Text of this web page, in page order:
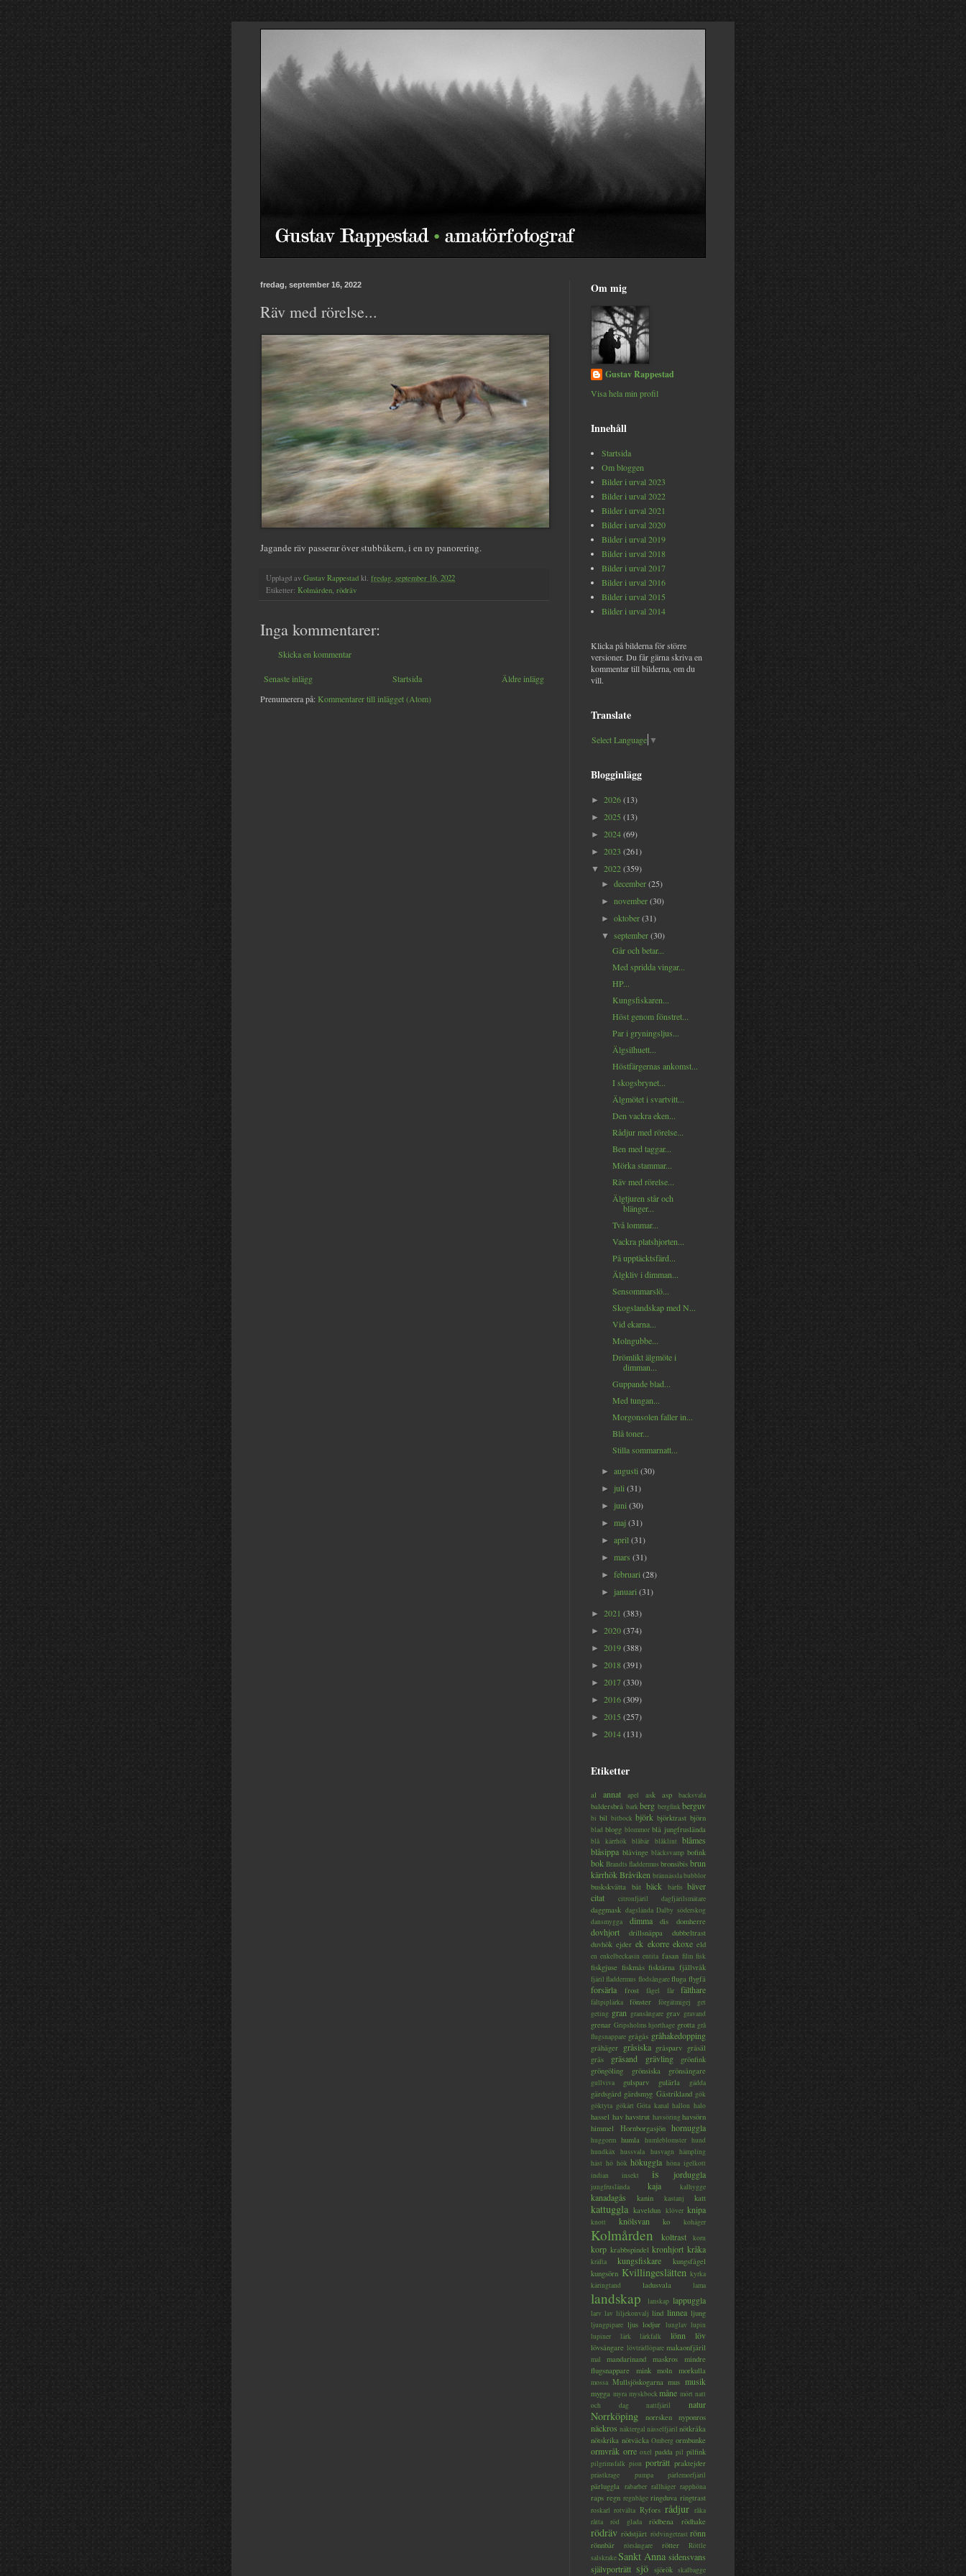
fredag, september 16, 2022
Räv med rörelse...
Jagande räv passerar över stubbåkern, i en ny panorering.
Upplagd av Gustav Rappestad kl. fredag, september 16, 2022
Etiketter: Kolmården, rödräv
Inga kommentarer:
Skicka en kommentar
Senaste inlägg Äldre inlägg
Startsida
Prenumerera på: Kommentarer till inlägget (Atom)
Om mig
Gustav Rappestad
Visa hela min profil
Innehåll
Startsida
Om bloggen
Bilder i urval 2023
Bilder i urval 2022
Bilder i urval 2021
Bilder i urval 2020
Bilder i urval 2019
Bilder i urval 2018
Bilder i urval 2017
Bilder i urval 2016
Bilder i urval 2015
Bilder i urval 2014
Klicka på bilderna för större
versioner. Du får gärna skriva en
kommentar till bilderna, om du
vill.
Translate
Select Language ▼
Blogginlägg
► 2026(13)
► 2025 (13)
► 2024(69)
► 2023 (261)
▼ 2022(359)
►december(25)
►november(30)
►oktober(31)
▼september(30)
Går och betar...
Med spridda vingar...
HP...
Kungsfiskaren...
Höst genom fönstret...
Par i gryningsljus...
Älgsilhuett...
Höstfärgernas ankomst...
I skogsbrynet...
Älgmötet i svartvitt...
Den vackra eken...
Rådjur med rörelse...
Ben med taggar...
Mörka stammar...
Räv med rörelse...
Älgtjuren står och
blänger...
Två lommar...
Vackra platshjorten...
På upptäcktsfärd...
Älgkliv i dimman...
Sensommarslö...
Skogslandskap med N...
Vid ekarna...
Molngubbe...
Drömlikt älgmöte i
dimman...
Guppande blad...
Med tungan...
Morgonsolen faller in...
Blå toner...
Stilla sommarnatt...
►augusti(30)
► juli(31)
► juni(30)
►maj(31)
►april(31)
►mars(31)
►februari(28)
► januari(31)
► 2021 (383)
► 2020(374)
► 2019(388)
► 2018 (391)
► 2017(330)
► 2016(309)
► 2015 (257)
► 2014(131)
Etiketter
al annat apel ask asp backsvala
baldersbrå barkberg bergfinkberguv
bi bil bitbock björk björktrast björn
blad blogg blommor blå jungfruslända
blå kärrhök blåbär blåklint
blåmes
blåsippa blåvinge bläcksvamp bofink
bok Brandts fladdermus bronsibis brun
kärrhökBråviken brännässlabubblor
buskskvätta båt bäck bärfis bäver
citat
citronfjäril dagfjärilsmätare
daggmask dagslända Dalby söderskog
dansmygga
dimma dis domherre
dovhjort drillsnäppa
dubbeltrast
duvhök ejder ek ekorre ekoxe eld
en enkelbeckasin entita fasan film fisk
fiskgjuse fiskmås fisktärna fjällvråk
fjäril fladdermus flodsångarefluga flygfä
forsärla frost fågel får fälthare
fältpiplärka fönster förgätmigej
get
geting gran gransångare grav gravand
grenar Gripsholms hjorthage grotta grå
flugsnappare grågås gråhakedopping
gråhäger gråsiska gråsparv gråsäl
gräs
gräsand grävling
grönfink
gröngöling
grönsiska grönsångare
gullviva gulsparv gulärla gädda
gärdsgård gärdsmyg Gästrikland gök
göktyta gökärt Göta kanal hallon halo
hassel hav havstrut havsöring havsörn
himmel
Hornborgasjön hornuggla
huggorm humla humleblomster hund
hundkäx
hussvala husvagn
hämpling
häst hö hök hökuggla höna igelkott
indian
insekt is jorduggla
jungfruslända kaja kalhygge
kanadagås kanin kastanj katt
kattuggla kaveldun klöver knipa
knott knölsvan ko kohäger
Kolmården koltrast korn
korp krabbspindel kronhjort kråka
kräfta kungsfiskare
kungsfågel
kungsörn Kvillingeslätten kyrka
käringtand
ladusvala lama
landskap lanskap lappuggla
larv lav liljekonvalj lind linnea ljung
ljungpipare ljus lodjur lunglav lupin
lupiner
lärk lärkfalk lönn löv
lövsångare lövträdlöpare makaonfjäril
mal mandarinand maskros
mindre
flugsnappare
mink moln morkulla
mossa Mullsjöskogarna mus musik
mygga myra myskbock måne mört natt
och dag
nattfjäril natur
Norrköping norrsken nyponros
näckros näktergal nässelfjäril nötkråka
nötskrika nötväcka Omberg ormbunke
ormvråk orre oxel padda pil pilfink
pilgrimsfalk pion porträtt praktejder
prästkrage pumpa pärlemorfjäril
pärluggla rabarber rallhäger rapphöna
raps regn regnbåge ringduva ringtrast
roskarl rotvälta Ryfors rådjur råka
råtta
röd glada rödbena rödhake
rödräv rödstjärt rödvingetrast rönn
rönnbär rörsångare rötter
Röttle
salskrakeSankt Anna sidensvans
självporträtt sjö sjörök skalbagge